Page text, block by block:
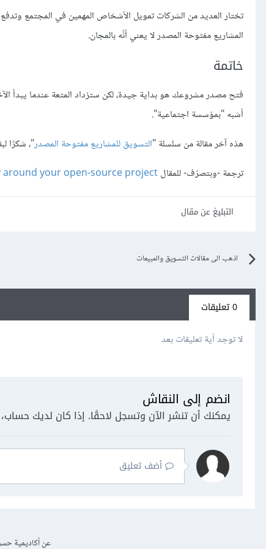
تختار العديد من الشركات تمويل الأشخاص المهمين في المجتمع
المشاريع مفتوحة المصدر لا يعني أنَّه بالمجان.
خاتمة
فتح مصدر مشروعك هو بداية جيدة، لكن ستزداد المتعة عندما يبدأ
أشبه "بمؤسسة اجتماعية".
هذه آخر مقالة من سلسلة "التسويق للمشاريع مفتوحة المصدر"، شكرًا
ترجمة -وبتصرّف- للمقالyour open-source project
التبليغ عن مقال
اذهب الى مقالات التسويق والمبيعات
0 تعليقات
لا توجد أية تعليقات بعد
انضم إلى النقاش
يمكنك أن تنشر الآن وتسجل لاحقًا. إذا كان لديك حساب،
أضف تعليق
عن أكاديمية